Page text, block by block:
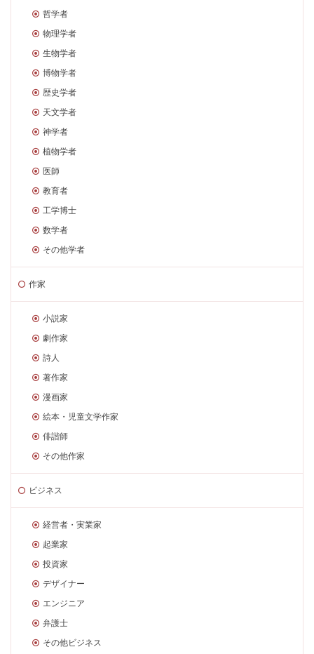
哲学者
物理学者
生物学者
博物学者
歴史学者
天文学者
神学者
植物学者
医師
教育者
工学博士
数学者
その他学者
作家
小説家
劇作家
詩人
著作家
漫画家
絵本・児童文学作家
俳諧師
その他作家
ビジネス
経営者・実業家
起業家
投資家
デザイナー
エンジニア
弁護士
その他ビジネス